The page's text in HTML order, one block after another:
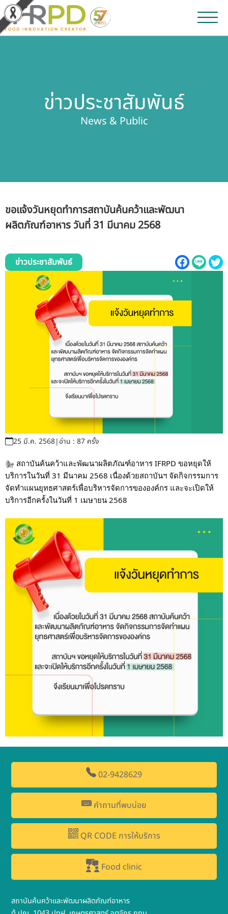
ผลิตภัณฑ์และจำหน่าย
เกี่ยวกับสถาบัน
บุคลากรสถาบัน
ระบบสารสนเทศ (ใน)
ติดต่อเรา
สายตรงผู้บริหาร
ข่าวประชาสัมพันธ์
News & Public
ขอแจ้งวันหยุดทำการสถาบันค้นคว้าและพัฒนา
ผลิตภัณฑ์อาหาร วันที่ 31 มีนาคม 2568
ข่าวประชาสัมพันธ์
25 มี.ค. 2568|อ่าน : 87 ครั้ง
สถาบันค้นคว้าและพัฒนาผลิตภัณฑ์อาหาร IFRPD ขอหยุดให้
บริการในวันที่ 31 มีนาคม 2568 เนื่องด้วยสถาบันฯ จัดกิจกรรมการ
จัดทำแผนยุทธศาสตร์เพื่อบริหารจัดการขององค์กร และจะเปิดให้
บริการอีกครั้งในวันที่ 1 เมษายน 2568
02-9428629
คำถามที่พบบ่อย
QR CODE การให้บริการ
Food clinic
สถาบันค้นคว้าและพัฒนาผลิตภัณฑ์อาหาร